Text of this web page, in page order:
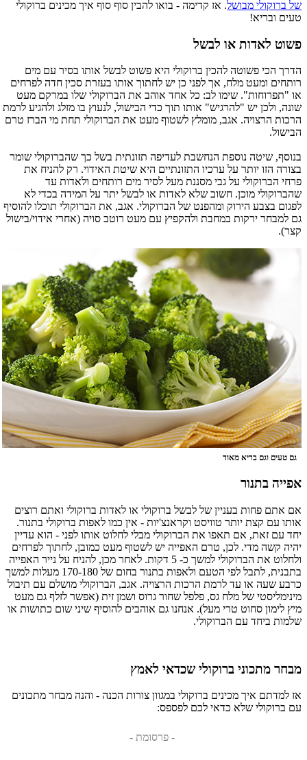
של ברוקולי מבושל. אז קדימה - בואו להבין סוף סוף איך מכינים ברוקולי
טעים ובריא!
פשוט לאדות או לבשל
הדרך הכי פשוטה להכין ברוקולי היא פשוט לבשל אותו בסיר עם מים
רותחים ומעט מלח, אך לפני כן יש לחתוך אותו בעזרת סכין חדה לפרחים
או "תפרוחות". שימו לב: כל אחד אוהב את הברוקולי שלו במרקם מעט
שונה, ולכן יש "להרגיש" אותו תוך כדי הבישול, לנעוץ בו מזלג ולהגיע לרמת
הרכות הרצויה. אגב, מומלץ לשטוף מעט את הברוקולי תחת מי הברז טרם
הבישול.
בנוסף, שיטה נוספת הנחשבת לעדיפה תזונתית בשל כך שהברוקולי שומר
בצורה הזו יותר על ערכיו התזונתיים היא שיטת האידוי. רק להניח את
פרחי הברוקולי על גבי מסננת מעל לסיר מים רותחים ולאדות עד
שהברוקולי מוכן. חשוב שלא לאדות או לבשל יתר על המידה בכדי לא
לפגום בצבע הירוק ומהפנט של הברוקולי. אגב, את הברוקולי תוכלו להוסיף
גם למבחר ירקות במחבת ולהקפיץ עם מעט רוטב סויה (אחרי אידוי/בישול
קצר).
גם טעים וגם בריא מאוד
אפייה בתנור
אם אתם פחות בעניין של לבשל ברוקולי או לאדות ברוקולי ואתם רוצים
אותו עם קצת יותר טוויסט וקראנצ'יות - אין כמו לאפות ברוקולי בתנור.
יחד עם זאת, אם תאפו את הברוקולי מבלי לחלוט אותו לפני - הוא עדיין
יהיה קשה מדי. לכן, טרם האפייה יש לשטוף מעט כמובן, לחתוך לפרחים
ולחלוט את הברוקולי למשך כ- 5 דקות. לאחר מכן, להניח על נייר האפייה
בתבנית, לתבל לפי הטעם ולאפות בתנור בחום של 170-180 מעלות למשך
כרבע שעה או עד לרמת הרכות הרצויה. אגב, הברוקולי מושלם עם תיבול
מינימליסטי של מלח גס, פלפל שחור גרוס ושמן זית (אפשר לזלף גם מעט
מיץ לימון סחוט טרי מעל). אנחנו גם אוהבים להוסיף שיני שום כתושות או
שלמות ביחד עם הברוקולי.
מבחר מתכוני ברוקולי שכדאי לאמץ
אז למדתם איך מכינים ברוקולי במגוון צורות הכנה - והנה מבחר מתכונים
עם ברוקולי שלא כדאי לכם לפספס:
- פרסומת -